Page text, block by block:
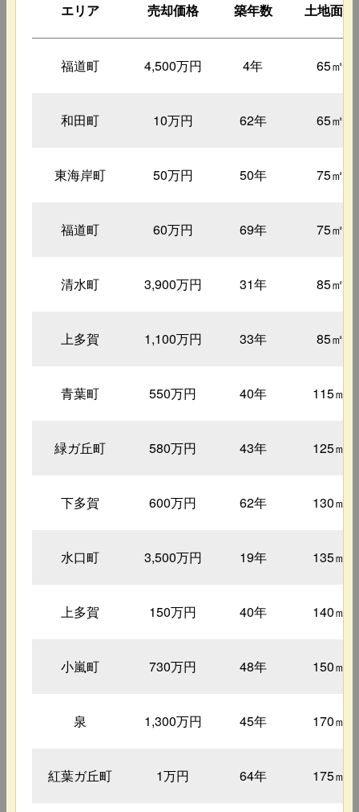
エリア 売却価格 築年数 土地面積
福道町 4,500万円 4年 65㎡
和田町 10万円 62年 65㎡
東海岸町 50万円 50年 75㎡
福道町 60万円 69年 75㎡
清水町 3,900万円 31年 85㎡
上多賀 1,100万円 33年 85㎡
青葉町 550万円 40年 115㎡
緑ガ丘町 580万円 43年 125㎡
下多賀 600万円 62年 130㎡
水口町 3,500万円 19年 135㎡
上多賀 150万円 40年 140㎡
小嵐町 730万円 48年 150㎡
泉 1,300万円 45年 170㎡
紅葉ガ丘町 1万円 64年 175㎡